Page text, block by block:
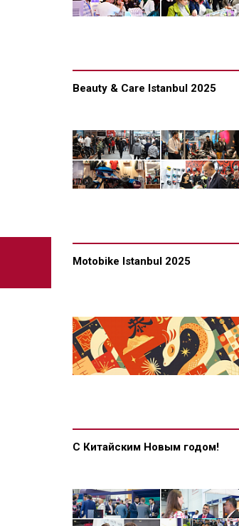
Beauty & Care Istanbul 2025
Motobike Istanbul 2025
С Китайским Новым годом!